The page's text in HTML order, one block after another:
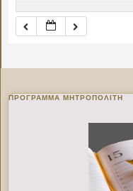
ΠΡΌΓΡΑΜΜΑ ΜΗΤΡΟΠΟΛΊΤΗ